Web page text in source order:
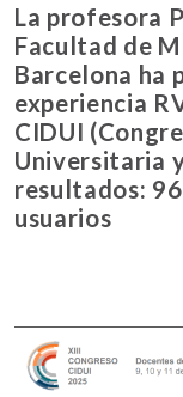
La profesora
Facultad de
Barcelona ha
experiencia
CIDUI
Universitaria
resultados:
usuarios